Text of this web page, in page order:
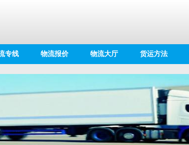
专线 物流报价 物流大厅 货运方法